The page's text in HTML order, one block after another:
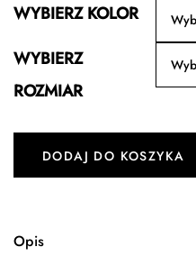
WYBIERZ KOLOR
WYBIERZ
ROZMIAR
DODAJ DO KOSZYKA
Opis